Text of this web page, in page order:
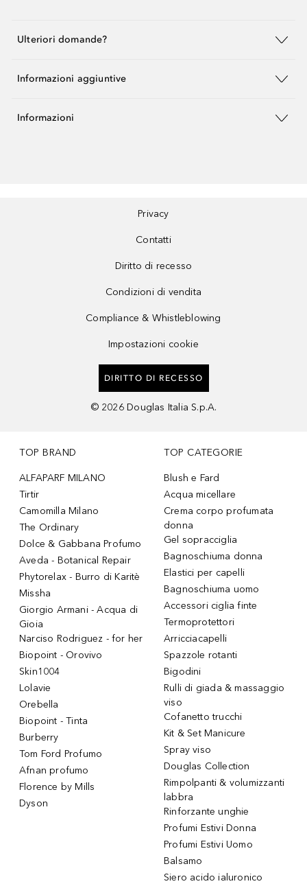
Ulteriori domande?
Informazioni aggiuntive
Informazioni
Privacy
Contatti
Diritto di recesso
Condizioni di vendita
Compliance & Whistleblowing
Impostazioni cookie
DIRITTO DI RECESSO
© 2026 Douglas Italia S.p.A.
TOP BRAND
ALFAPARF MILANO
Tirtir
Camomilla Milano
The Ordinary
Dolce & Gabbana Profumo
Aveda - Botanical Repair
Phytorelax - Burro di Karitè
Missha
Giorgio Armani - Acqua di
Gioia
Narciso Rodriguez - for her
Biopoint - Orovivo
Skin1004
Lolavie
Orebella
Biopoint - Tinta
Burberry
Tom Ford Profumo
Afnan profumo
Florence by Mills
Dyson
TOP CATEGORIE
Blush e Fard
Acqua micellare
Crema corpo profumata
donna
Gel sopracciglia
Bagnoschiuma donna
Elastici per capelli
Bagnoschiuma uomo
Accessori ciglia finte
Termoprotettori
Arricciacapelli
Spazzole rotanti
Bigodini
Rulli di giada & massaggio
viso
Cofanetto trucchi
Kit & Set Manicure
Spray viso
Douglas Collection
Rimpolpanti & volumizzanti
labbra
Rinforzante unghie
Profumi Estivi Donna
Profumi Estivi Uomo
Balsamo
Siero acido ialuronico